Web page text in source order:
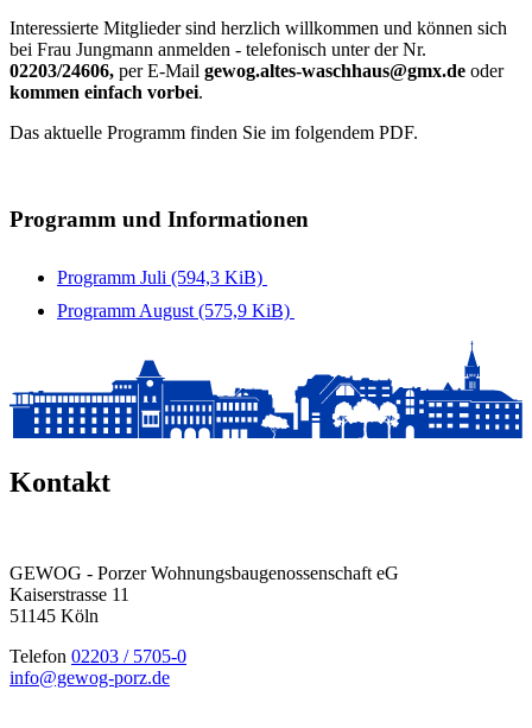
Interessierte Mitglieder sind herzlich willkommen und können sich
bei Frau Jungmann anmelden - telefonisch unter der Nr.
02203/24606, per E-Mail gewog.altes-waschhaus@gmx.de oder
kommen einfach vorbei.
Das aktuelle Programm finden Sie im folgendem PDF.
Programm und Informationen
Programm Juli (594,3 KiB)
Programm August (575,9 KiB)
Kontakt
GEWOG - Porzer Wohnungsbau­genossenschaft eG
Kaiserstrasse 11
51145 Köln
Telefon 02203 / 5705-0
info@gewog-porz.de